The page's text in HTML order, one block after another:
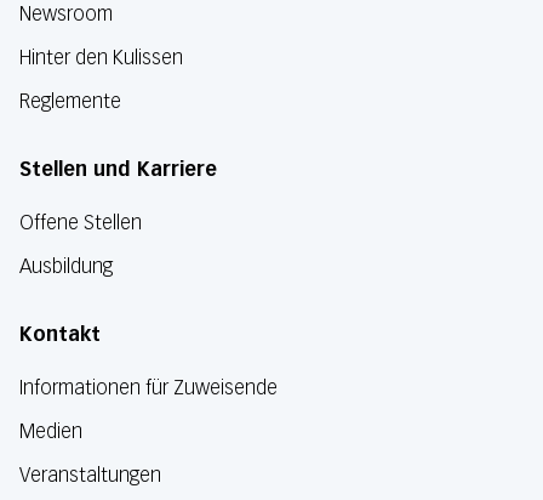
Newsroom
Hinter den Kulissen
Reglemente
Stellen und Karriere
Offene Stellen
Ausbildung
Kontakt
Informationen für Zuweisende
Medien
Veranstaltungen